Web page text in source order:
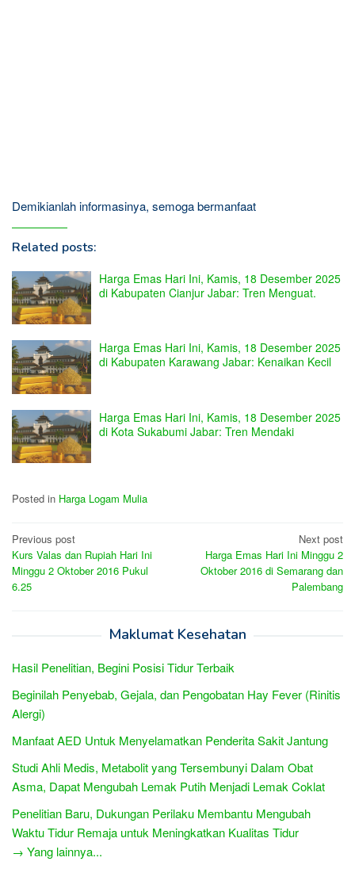
Demikianlah informasinya, semoga bermanfaat
Related posts:
Harga Emas Hari Ini, Kamis, 18 Desember 2025
di Kabupaten Cianjur Jabar: Tren Menguat.
Harga Emas Hari Ini, Kamis, 18 Desember 2025
di Kabupaten Karawang Jabar: Kenaikan Kecil
Harga Emas Hari Ini, Kamis, 18 Desember 2025
di Kota Sukabumi Jabar: Tren Mendaki
Posted in Harga Logam Mulia
Post
navigation
Previous post
Kurs Valas dan Rupiah Hari Ini
Minggu 2 Oktober 2016 Pukul
6.25
Next post
Harga Emas Hari Ini Minggu 2
Oktober 2016 di Semarang dan
Palembang
Maklumat Kesehatan
Hasil Penelitian, Begini Posisi Tidur Terbaik
Beginilah Penyebab, Gejala, dan Pengobatan Hay Fever (Rinitis
Alergi)
Manfaat AED Untuk Menyelamatkan Penderita Sakit Jantung
Studi Ahli Medis, Metabolit yang Tersembunyi Dalam Obat
Asma, Dapat Mengubah Lemak Putih Menjadi Lemak Coklat
Penelitian Baru, Dukungan Perilaku Membantu Mengubah
Waktu Tidur Remaja untuk Meningkatkan Kualitas Tidur
→ Yang lainnya...